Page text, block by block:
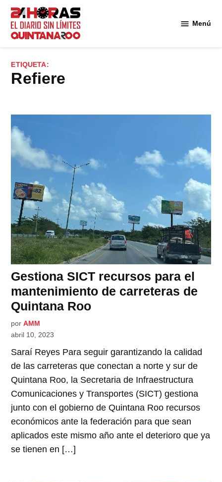
Saltar
contenido
Menú
ETIQUETA:
refiere
Gestiona SICT recursos para el
mantenimiento de carreteras de
Quintana Roo
por AMM
abril 10, 2023
Saraí Reyes Para seguir garantizando la calidad
de las carreteras que conectan a norte y sur de
Quintana Roo, la Secretaria de Infraestructura
Comunicaciones y Transportes (SICT) gestiona
junto con el gobierno de Quintana Roo recursos
económicos ante la federación para que sean
aplicados este mismo año ante el deterioro que ya
se tienen en […]